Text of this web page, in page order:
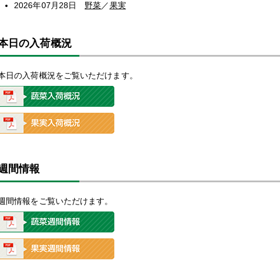
2026年07月28日 野菜／果実
日の入荷概況
日の入荷概況をご覧いただけます。
間情報
間情報をご覧いただけます。